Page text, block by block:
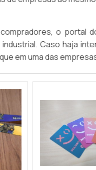
o portal
Caso haja
em uma das